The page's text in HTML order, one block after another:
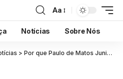
Aa
Notícias Sobre Nós
> Por que Paulo de Matos Junior enxerga um mercado cripto menos disposto a correr riscos desnecessários?